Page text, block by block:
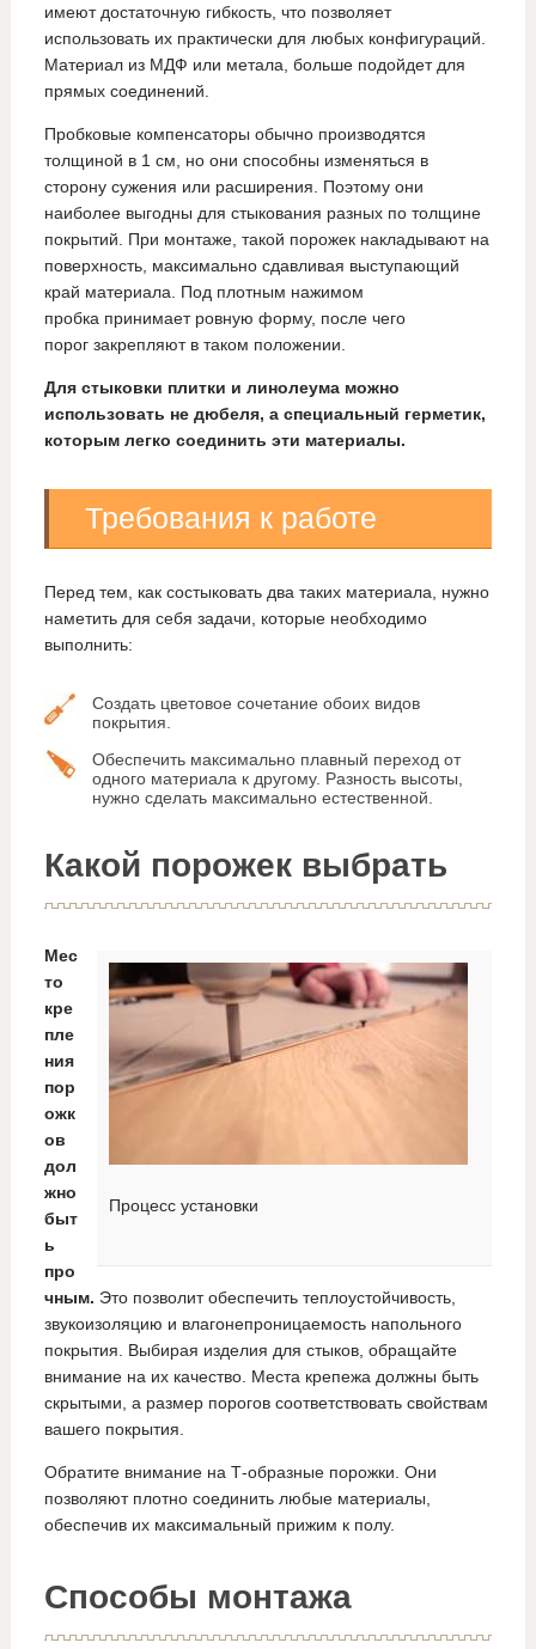
имеют достаточную гибкость, что позволяет
использовать их практически для любых конфигураций.
Материал из МДФ или метала, больше подойдет для
прямых соединений.
Пробковые компенсаторы обычно производятся
толщиной в 1 см, но они способны изменяться в
сторону сужения или расширения. Поэтому они
наиболее выгодны для стыкования разных по толщине
покрытий. При монтаже, такой порожек накладывают на
поверхность, максимально сдавливая выступающий
край материала. Под плотным нажимом
пробка принимает ровную форму, после чего
порог закрепляют в таком положении.
Для стыковки плитки и линолеума можно
использовать не дюбеля, а специальный герметик,
которым легко соединить эти материалы.
Требования к работе
Перед тем, как состыковать два таких материала, нужно
наметить для себя задачи, которые необходимо
выполнить:
Создать цветовое сочетание обоих видов
покрытия.
Обеспечить максимально плавный переход от
одного материала к другому. Разность высоты,
нужно сделать максимально естественной.
Какой порожек выбрать
Процесс установки
Мес
то
кре
пле
ния
пор
ожк
ов
дол
жно
быт
ь
про
чным. Это позволит обеспечить теплоустойчивость,
звукоизоляцию и влагонепроницаемость напольного
покрытия. Выбирая изделия для стыков, обращайте
внимание на их качество. Места крепежа должны быть
скрытыми, а размер порогов соответствовать свойствам
вашего покрытия.
Обратите внимание на Т-образные порожки. Они
позволяют плотно соединить любые материалы,
обеспечив их максимальный прижим к полу.
Способы монтажа